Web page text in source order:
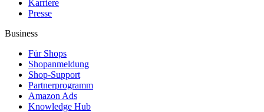
Karriere
Presse
Business
Für Shops
Shopanmeldung
Shop-Support
Partnerprogramm
Amazon Ads
Knowledge Hub